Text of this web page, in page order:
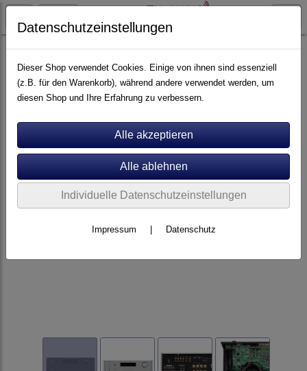
Artikel nach Marken P - Z Rotel
Datenschutzeinstellungen
Dieser Shop verwendet Cookies. Einige von ihnen sind essenziell
(z.B. für den Warenkorb), während andere verwendet werden, um
diesen Shop und Ihre Erfahrung zu verbessern.
Individuelle Datenschutzeinstellungen
Impressum Datenschutz